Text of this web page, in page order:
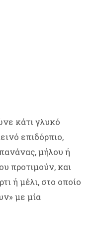
κάτι γλυκό
επιδόρπιο,
μήλου ή
προτιμούν, και
ή μέλι, στο οποίο
με μία